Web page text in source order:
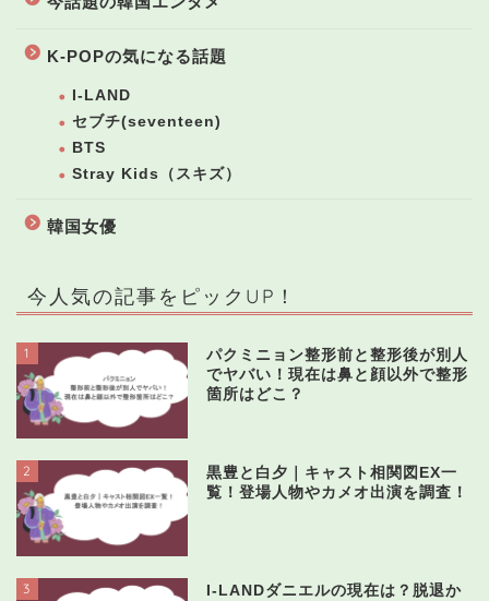
K-POPの気になる話題
I-LAND
セブチ(seventeen)
BTS
Stray Kids（スキズ）
韓国女優
今人気の記事をピックUP！
1
パクミニョン整形前と整形後が別人
でヤバい！現在は鼻と顔以外で整形
箇所はどこ？
2
黒豊と白夕｜キャスト相関図EX一
覧！登場人物やカメオ出演を調査！
3
I-LANDダニエルの現在は？脱退か